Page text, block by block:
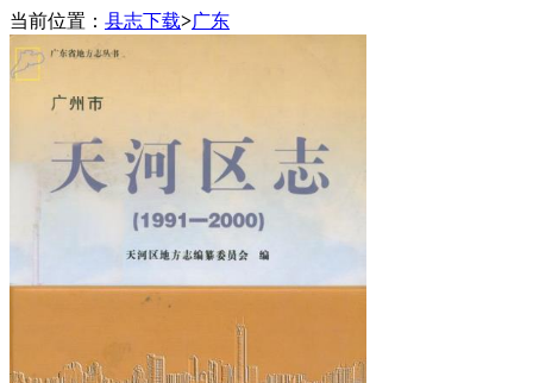
当前位置： 县志下载>广东